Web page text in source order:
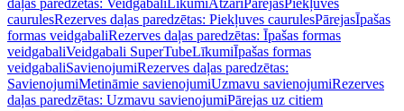
daļas paredzētas: Veidgabali LīkumiAtzari PārejasPiekļuves
caurulesRezerves daļas paredzētas: Piekļuves caurulesPārejasĪpašas
formas veidgabaliRezerves daļas paredzētas: Īpašas formas
veidgabaliVeidgabali SuperTubeLīkumiĪpašas formas
veidgabaliSavienojumiRezerves daļas paredzētas:
SavienojumiMetināmie savienojumiUzmavu savienojumiRezerves
daļas paredzētas: Uzmavu savienojumiPārejas uz citiem